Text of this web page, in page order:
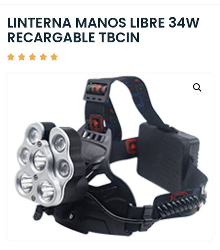
LINTERNA MANOS LIBRE 34W
RECARGABLE TBCIN